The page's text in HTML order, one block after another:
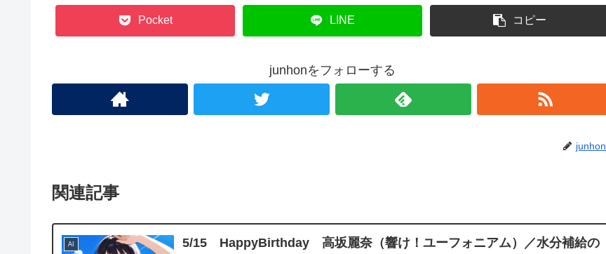
Pocket LINE コピー
junhonをフォローする
junhon
関連記事
AI
5/15 HappyBirthday 高坂麗奈（響け！ユーフォニアム）／水分補給の